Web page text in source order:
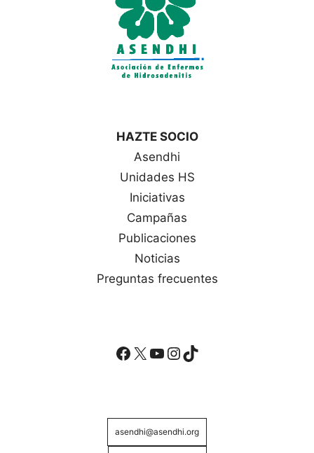
HAZTE SOCIO
Asendhi
Unidades HS
Iniciativas
Campañas
Publicaciones
Noticias
Preguntas frecuentes
Facebook
X YouTube
Instagram
TikTok
asendhi@asendhi.org